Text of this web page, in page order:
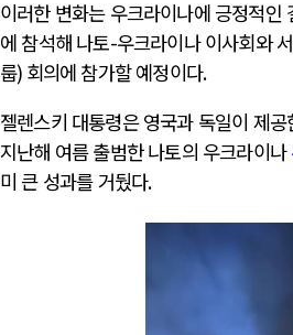
이러한 변화는 우크라이나에 긍정적인
에 참석해 나토-우크라이나 이사회와
룹) 회의에 참가할 예정이다.
젤렌스키 대통령은 영국과 독일이 제
지난해 여름 출범한 나토의 우크라이나
미 큰 성과를 거뒀다.